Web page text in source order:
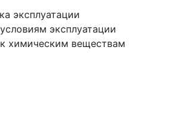
эксплуатации
эксплуатации
химическим веществам